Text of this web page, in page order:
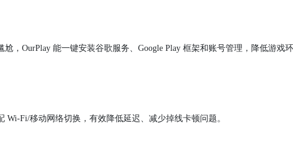
，OurPlay 能一键安装谷歌服务、Google Play 框架和账号管理，降低游戏
Fi/移动网络切换，有效降低延迟、减少掉线卡顿问题。